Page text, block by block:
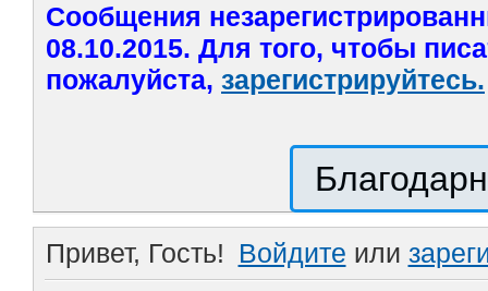
Сообщения
08.10.2015. Для того, чтобы
пожалуйста, зарегистрируйтесь.
Привет, Гость! Войдите или